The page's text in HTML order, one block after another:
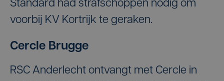
Standard had strafschoppen nodig om
voorbij KV Kortrijk te geraken.
Cercle Brugge
RSC Anderlecht ontvangt met Cercle in